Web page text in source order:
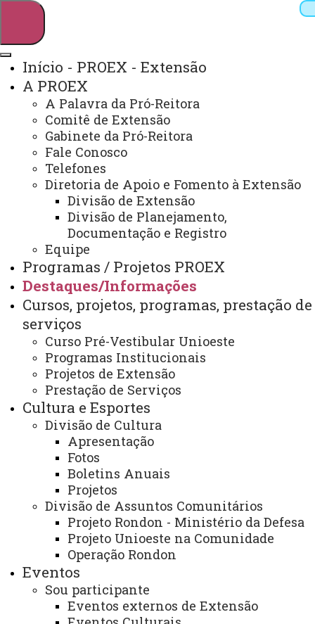
Webmail Sistemas
Arquivo Virtual
Início - PROEX - Extensão
A PROEX
A Palavra da Pró-Reitora
Comitê de Extensão
Gabinete da Pró-Reitora
Fale Conosco
Telefones
Diretoria de Apoio e Fomento à Extensão
Divisão de Extensão
Divisão de Planejamento,
Documentação e Registro
Equipe
Programas / Projetos PROEX
Destaques/Informações
Cursos, projetos, programas, prestação de
serviços
Curso Pré-Vestibular Unioeste
Programas Institucionais
Projetos de Extensão
Prestação de Serviços
Cultura e Esportes
Divisão de Cultura
Apresentação
Fotos
Boletins Anuais
Projetos
Divisão de Assuntos Comunitários
Projeto Rondon - Ministério da Defesa
Projeto Unioeste na Comunidade
Operação Rondon
Eventos
Sou participante
Eventos externos de Extensão
EDITAIS EXTERNOS
Você está aqui: Unioeste
PROEX
Destaques/Informações
Editais Externos
EDITAL Nº 005/2026 - NUMAPE-
UNIOESTE/CASCAVEL - SELEÇÃO DE BOLSISTA
ESTUDANTE DE GRADUAÇÃO EM PEDAGOGIA
EDITAL Nº 005/2026 - NUMAPE-
UNIOESTE/CASCAVEL -
SELEÇÃO DE BOLSISTA
ESTUDANTE DE GRADUAÇÃO
EM PEDAGOGIA
A Coordenação do “NUMAPE – Núcleo Maria da
Penha”, da Universidade Estadual do Oeste do Paraná –
Unioeste, Campus de Cascavel, torna público o edital de
seleção de bolsista para atuar junto ao referido núcleo,